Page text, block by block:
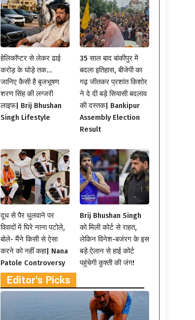
हेलिकॉप्टर से लेकर ढाई
करोड़ के घोड़े तक…
जानिए कैसी है बृजभूषण
शरण सिंह की लग्जरी
लाइफ| Brij Bhushan
Singh Lifestyle
35 साल बाद बांकीपुर में
बदला इतिहास, बीजेपी का
गढ़ जीतकर प्रशांत किशोर
ने दे दी बड़े सियासी बदलाव
की दस्तक| Bankipur
Assembly Election
Result
दूध से पैर धुलवाने पर
विवादों में घिरे नाना पटोले,
बोले- मैंने किसी से ऐसा
करने को नहीं कहा| Nana
Patole Controversy
Brij Bhushan Singh
को मिली कोर्ट से राहत,
लेकिन विनेश-बजंरग के इस
बड़े ऐलान से हाई कोर्ट
पहुंचेगी कुश्ती की जंग!
Editor's Picks